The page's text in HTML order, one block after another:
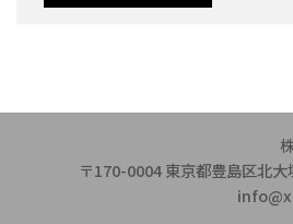
〒170-0004 東京都豊島区北